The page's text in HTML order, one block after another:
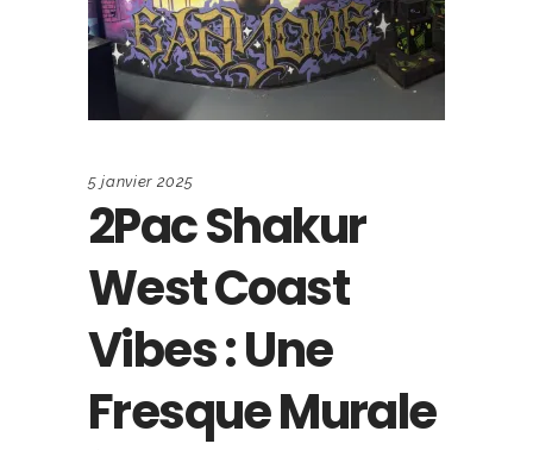
5 janvier 2025
2Pac Shakur
West Coast
Vibes : Une
Fresque Murale